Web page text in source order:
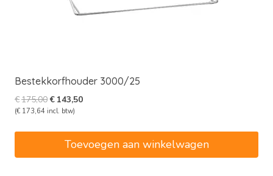
Bestekkorfhouder 3000/25
€175,00Oorspronkelijke
prijs
€175,00.
€ 143,50Huidige
(€ 173,64 incl. btw)
Toevoegen aan winkelwagen